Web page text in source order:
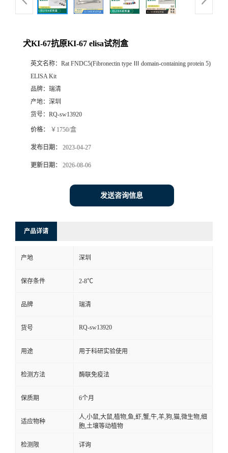
犬KI-67抗原KI-67 elisa试剂盒
英文名称： Rat FNDC5(Fibronectin type Ⅲ domain-containing protein 5)
ELISA Kit
品牌： 瑞清
产地： 深圳
货号： RQ-sw13920
价格： ￥1750/盒
发布日期： 2023-04-27
更新日期： 2026-08-06
发送咨询信息
产品详请
产地 深圳
保存条件 2-8℃
品牌 瑞清
货号 RQ-sw13920
用途 用于科研实验使用
检测方法 酶联免疫法
保质期 6个月
适应物种
人,小鼠,大鼠,植物,鱼,虾,蟹,牛,羊,狗,猫,微生物,细
胞,土壤等动植物
检测限 详询